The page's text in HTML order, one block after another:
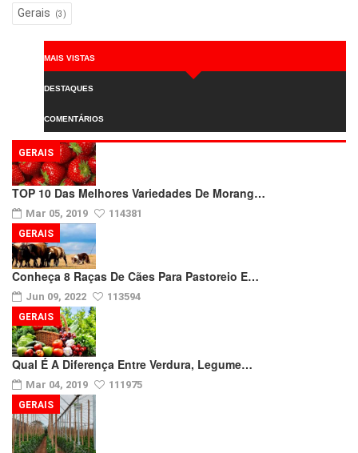
Gerais (3)
MAIS VISTAS
DESTAQUES
COMENTÁRIOS
TOP 10 Das Melhores Variedades De Morang…
Mar 05, 2019 114381
GERAIS
Conheça 8 Raças De Cães Para Pastoreio E…
Jun 09, 2022 113594
GERAIS
Qual É A Diferença Entre Verdura, Legume…
Mar 04, 2019 111975
GERAIS
GERAIS